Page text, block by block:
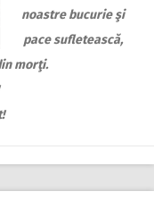
noastre bucurie şi
pace sufletească,
morţi.